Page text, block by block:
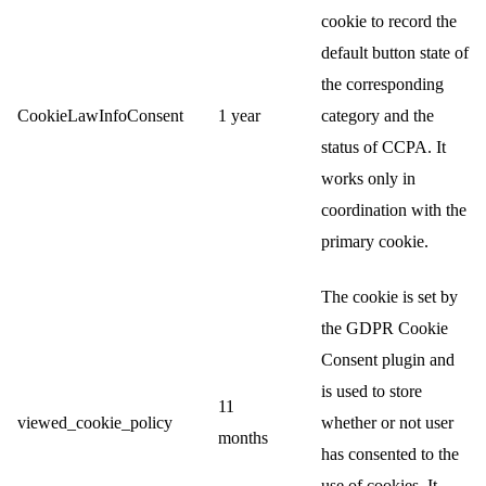
CookieLawInfoConsent 1 year
cookie to record the
default button state of
the corresponding
category and the
status of CCPA. It
works only in
coordination with the
primary cookie.
viewed_cookie_policy
11
months
The cookie is set by
the GDPR Cookie
Consent plugin and
is used to store
whether or not user
has consented to the